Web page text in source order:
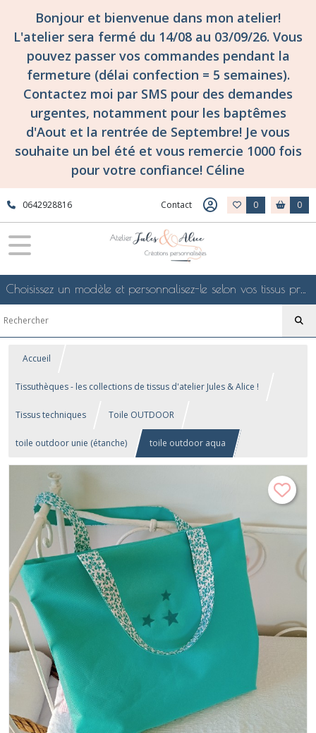
Bonjour et bienvenue dans mon atelier!
L'atelier sera fermé du 14/08 au 03/09/26. Vous
pouvez passer vos commandes pendant la
fermeture (délai confection = 5 semaines).
Contactez moi par SMS pour des demandes
urgentes, notamment pour les baptêmes
d'Aout et la rentrée de Septembre! Je vous
souhaite un bel été et vous remercie 1000 fois
pour votre confiance! Céline
0642928816 Contact 0 0
Choisissez un modèle et personnalisez-le selon vos tissus préférés de mes collections en ligne, je le confectionnerai selon vos souhaits
Accueil
Tissuthèques - les collections de tissus d'atelier Jules & Alice !
Tissus techniques Toile OUTDOOR
toile outdoor unie (étanche) toile outdoor aqua